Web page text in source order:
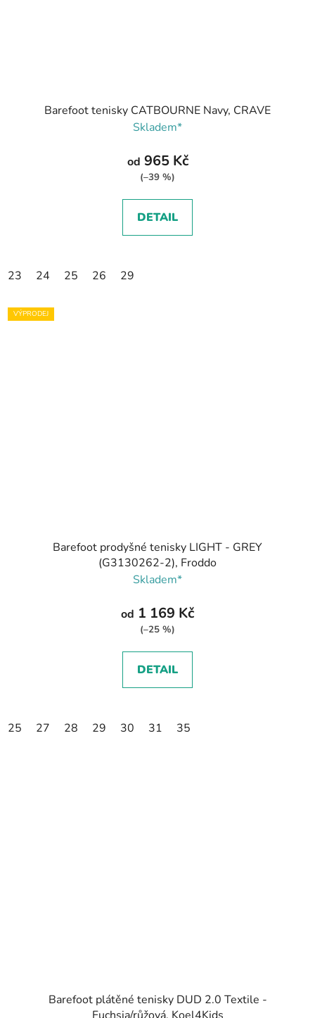
Barefoot tenisky CATBOURNE Navy, CRAVE
Skladem*
od 965 Kč
(–39 %)
DETAIL
23 24 25 26 29
VÝPRODEJ
Barefoot prodyšné tenisky LIGHT - GREY
(G3130262-2), Froddo
Skladem*
od 1 169 Kč
(–25 %)
DETAIL
25 27 28 29 30 31 35
Barefoot plátěné tenisky DUD 2.0 Textile -